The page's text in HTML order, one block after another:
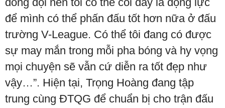
để mình có thể phấn đấu tốt hơn nữa ở đấu
trường V-League. Có thể tôi đang có được
sự may mắn trong mỗi pha bóng và hy vọng
mọi chuyện sẽ vẫn cứ diễn ra tốt đẹp như
vậy…”. Hiện tại, Trọng Hoàng đang tập
trung cùng ĐTQG để chuẩn bị cho trận đấu